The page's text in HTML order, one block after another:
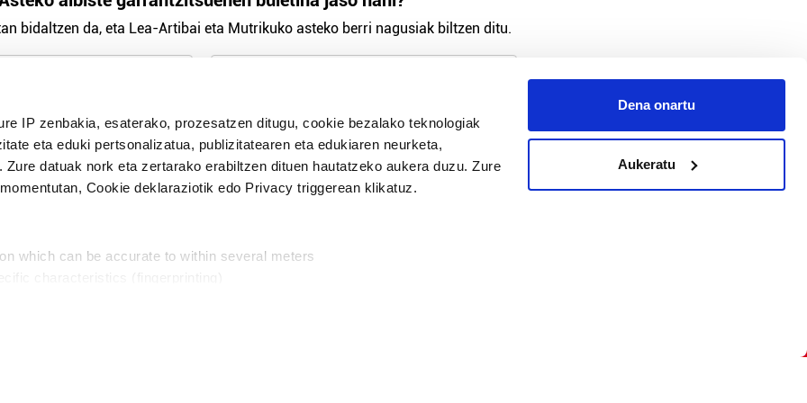
IP zenbakia, esaterako, prozesatzen ditugu, cookie bezalako teknologiak
eta eduki pertsonalizatua, publizitatearen eta edukiaren neurketa,
datuak nork eta zertarako erabiltzen dituen hautatzeko aukera duzu. Zure
Cookie deklaraziotik edo Privacy triggerean klikatuz.
which can be accurate to within several meters
Dena onartu
Aukeratu
bidaltzen da, eta Lea-Artibai eta Mutrikuko asteko berri nagusiak biltzen ditu.
Harpidetu
modu librean kontatzea da gure eginkizuna. Horretarako zure ekarpena